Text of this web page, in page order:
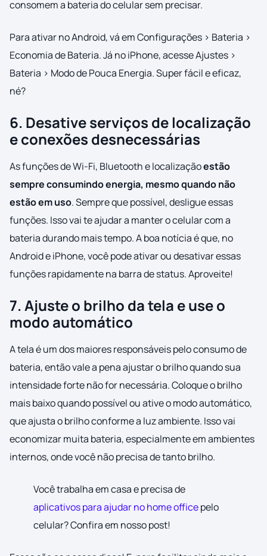
consomem a bateria do celular sem precisar.
Para ativar no Android, vá em Configurações > Bateria >
Economia de Bateria. Já no iPhone, acesse Ajustes >
Bateria > Modo de Pouca Energia. Super fácil e eficaz,
né?
6. Desative serviços de localização
e conexões desnecessárias
As funções de Wi-Fi, Bluetooth e localizaçãoestão
sempre consumindo energia, mesmo quando não
estão em uso. Sempre que possível, desligue essas
funções. Isso vai te ajudar a manter o celular com a
bateria durando mais tempo. A boa notícia é que, no
Android e iPhone, você pode ativar ou desativar essas
funções rapidamente na barra de status. Aproveite!
7. Ajuste o brilho da tela e use o
modo automático
A tela é um dos maiores responsáveis pelo consumo de
bateria, então vale a pena ajustar o brilho quando sua
intensidade forte não for necessária. Coloque o brilho
mais baixo quando possível ou ative o modo automático,
que ajusta o brilho conforme a luz ambiente. Isso vai
economizar muita bateria, especialmente em ambientes
internos, onde você não precisa de tanto brilho.
Você trabalha em casa e precisa de
aplicativos para ajudar no home officepelo
celular? Confira em nosso post!